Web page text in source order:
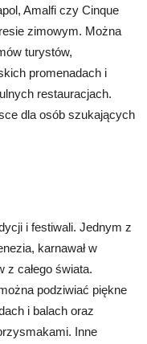
Amalfi czy Cinque
zimowym. Można
turystów,
promenadach i
restauracjach.
dla osób szukających
i festiwali. Jednym z
karnawał w
z całego świata.
podziwiać piękne
i balach oraz
Inne